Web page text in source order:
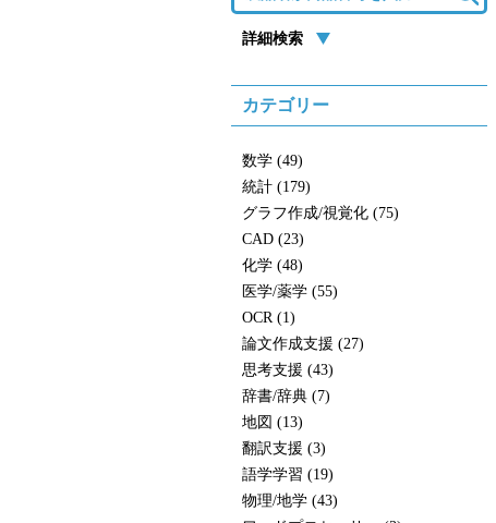
詳細検索
カテゴリー
数学 (49)
統計 (179)
グラフ作成/視覚化 (75)
CAD (23)
化学 (48)
医学/薬学 (55)
OCR (1)
論文作成支援 (27)
思考支援 (43)
辞書/辞典 (7)
地図 (13)
翻訳支援 (3)
語学学習 (19)
物理/地学 (43)